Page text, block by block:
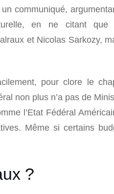
communiqué,
en ne citant que
et Nicolas Sarkozy,
pour clore le
non plus n’a pas de
l’Etat Fédéral
Même si certains
?